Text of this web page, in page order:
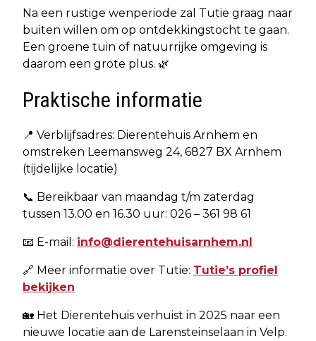
Na een rustige wenperiode zal Tutie graag naar
buiten willen om op ontdekkingstocht te gaan.
Een groene tuin of natuurrijke omgeving is
daarom een grote plus. 🌿
Praktische informatie
📍 Verblijfsadres: Dierentehuis Arnhem en
omstreken Leemansweg 24, 6827 BX Arnhem
(tijdelijke locatie)
📞 Bereikbaar van maandag t/m zaterdag
tussen 13.00 en 16.30 uur: 026 – 361 98 61
📧 E-mail: info@dierentehuisarnhem.nl
🔗 Meer informatie over Tutie: Tutie’s profiel
bekijken
🏡 Het Dierentehuis verhuist in 2025 naar een
nieuwe locatie aan de Larensteinselaan in Velp.